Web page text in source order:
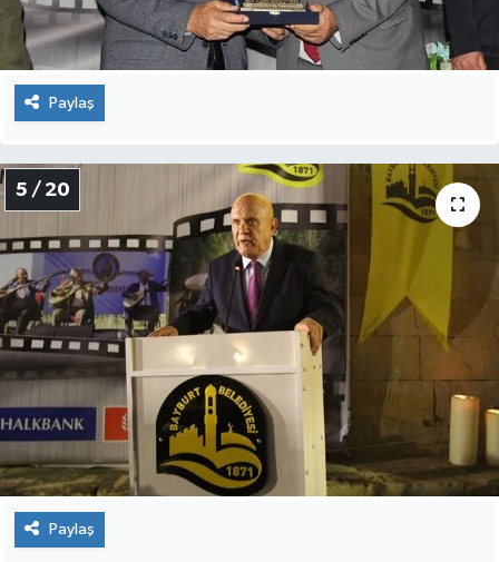
Paylaş
5 / 20
Paylaş